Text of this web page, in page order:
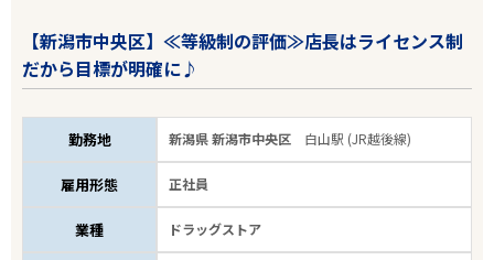
【新潟市中央区】≪等級制の評価≫店長はライセンス制
だから目標が明確に♪
勤務地 新潟県 新潟市中央区 白山駅 (JR越後線)
雇用形態 正社員
業種 ドラッグストア